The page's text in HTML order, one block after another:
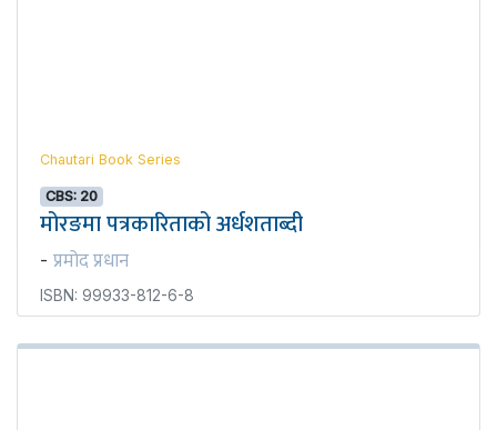
Chautari Book Series
CBS: 20
मोरङमा पत्रकारिताको अर्धशताब्दी
- प्रमोद प्रधान
ISBN: 99933-812-6-8